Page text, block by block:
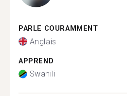
PARLE COURAMMENT
Anglais
APPREND
Swahili